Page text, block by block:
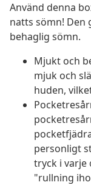
Använd denna
natts sömn! Den
behaglig sömn.
Mjukt och
mjuk och
huden,
personligt
tryck i varje
"rullning